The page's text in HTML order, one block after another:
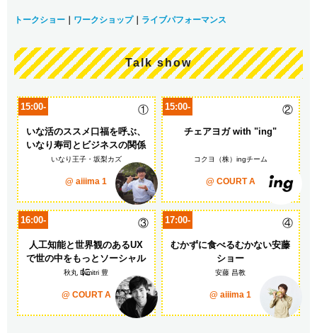
トークショー ワークショップ｜ ライブパフォーマンス
Talk show
15:00- ①
いな活のススメ 口福を呼ぶ、
いなり寿司とビジネスの関係
いなり王子・坂梨カズ
@ aiiima 1
15:00- ②
チェアヨガ with "ing"
コクヨ（株）ingチーム
@ COURT A
16:00- ③
人工知能と世界観のあるUX
で世の中をもっとソーシャル
に
秋丸 Dimitri 豊
@ COURT A
17:00- ④
むかずに食べるむかない安藤
ショー
安藤 昌教
@ aiiima 1